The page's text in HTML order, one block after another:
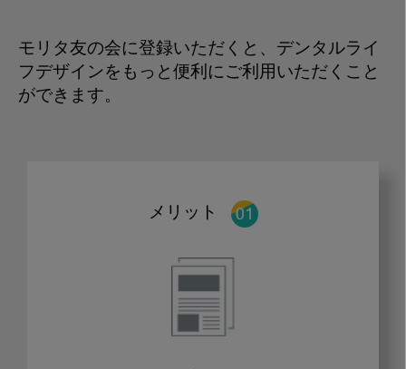
モリタ友の会に登録いただくと、デンタルライ
フデザインをもっと便利にご利用いただくこと
ができます。
メリット